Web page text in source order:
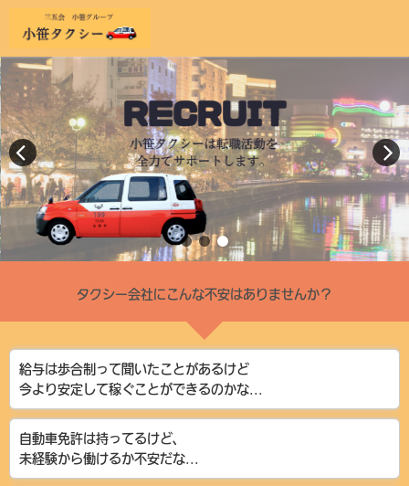
タクシー会社にこんな不安はありませんか？
給与は歩合制って聞いたことがあるけど
今より安定して稼ぐことができるのかな...
自動車免許は持ってるけど、
未経験から働けるか不安だな...